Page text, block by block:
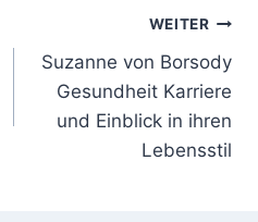
WEITER
Suzanne von Borsody
Gesundheit Karriere
und Einblick in ihren
Lebensstil